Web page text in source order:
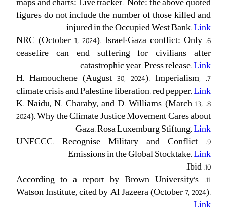
figures do not include the number of those killed and
injured in the Occupied West Bank.Link
6. NRC (October 1, 2024). Israel-Gaza conflict: Only
ceasefire can end suffering for civilians after
catastrophic year. Press release.Link
7. H. Hamouchene (August 30, 2024). Imperialism,
climate crisis and Palestine liberation. red pepper.Link
8. K. Naidu, N. Charaby, and D. Williams (March 13,
2024). Why the Climate Justice Movement Cares about
Gaza. Rosa Luxemburg Stiftung.Link
9. UNFCCC. Recognise Military and Conflict
Emissions in the Global Stocktake.Link
10. Ibid.
11. According to a report by Brown University’s
Watson Institute, cited by Al Jazeera (October 7, 2024).
Link